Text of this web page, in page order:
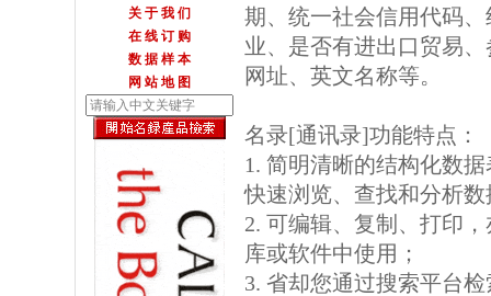
关 于 我 们
在 线 订 购
数 据 样 本
网 站 地 图
期、统一社会信用代码
业、是否有进出口贸易
网址、英文名称等。
名录[通讯录]功能特点：
1. 简明清晰的结构化数
快速浏览、查找和分析数
2. 可编辑、复制、打印
库或软件中使用；
3. 省却您通过搜索平台